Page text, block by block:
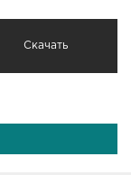
Скачать